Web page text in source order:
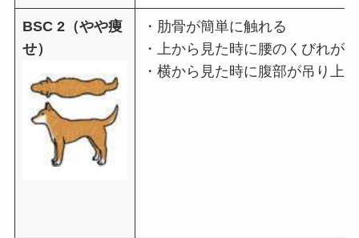
BSC 2（やや痩
せ）
・肋骨が簡単に触れる
・上から見た時に腰のくびれが
・横から見た時に腹部が吊り上